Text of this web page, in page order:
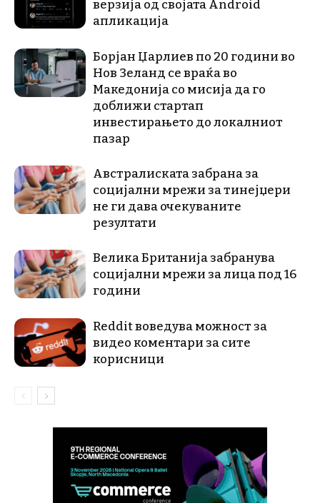
верзија од својата Android
апликација
Борјан Џарлиев по 20 години во
Нов Зеланд се враќа во
Македонија со мисија да го
доближи стартап
инвестирањето до локалниот
пазар
Австралиската забрана за
социјални мрежи за тинејџери
не ги дава очекуваните
резултати
Велика Британија забранува
социјални мрежи за лица под 16
години
Reddit воведува можност за
видео коментари за сите
корисници